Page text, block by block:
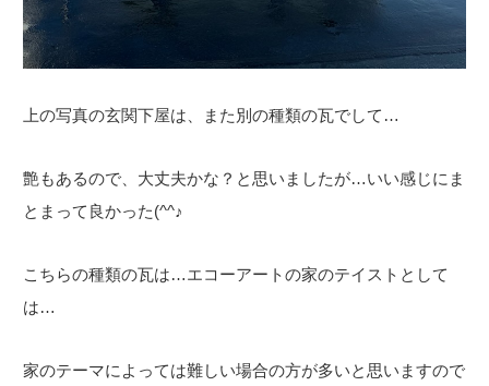
上の写真の玄関下屋は、また別の種類の瓦でして…
艶もあるので、大丈夫かな？と思いましたが…いい感じにま
とまって良かった(^^♪
こちらの種類の瓦は…エコーアートの家のテイストとして
は…
家のテーマによっては難しい場合の方が多いと思いますので